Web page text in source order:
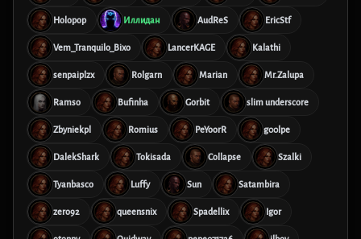
Holopop Иллидан AudReS EricStf
Vem_Tranquilo_Bixo LancerKAGE Kalathi
senpaiplzx Rolgarn Marian Mr.Zalupa
Ramso Bufinha Gorbit slim underscore
Zbyniekpl Romius PeYoorR g00lpe
DalekShark Tokisada Collapse Szalki
Tyanbasco Luffy Sun Satambira
zero92 queensnix Spadellix Igor